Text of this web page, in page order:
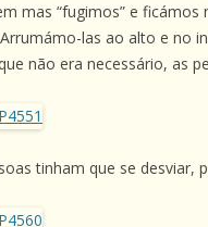
mas “fugimos” e
las ao alto e no
não era necessário, as
tinham que se desviar,